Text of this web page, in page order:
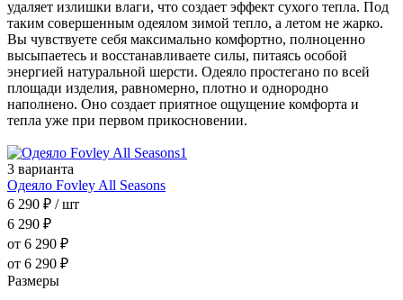
удаляет излишки влаги, что создает эффект сухого тепла. Под
таким совершенным одеялом зимой тепло, а летом не жарко.
Вы чувствуете себя максимально комфортно, полноценно
высыпаетесь и восстанавливаете силы, питаясь особой
энергией натуральной шерсти. Одеяло простегано по всей
площади изделия, равномерно, плотно и однородно
наполнено. Оно создает приятное ощущение комфорта и
тепла уже при первом прикосновении.
3 варианта
Одеяло Fovley All Seasons
6 290 ₽ / шт
6 290 ₽
от 6 290 ₽
от 6 290 ₽
Размеры